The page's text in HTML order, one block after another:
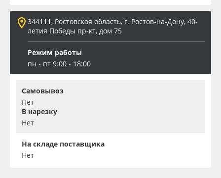
344111, Ростовская область, г. Ростов-на-Дону, 40-
летия Победы пр-кт, дом 75
Режим работы
пн - пт 9:00 - 18:00
Самовывоз
Нет
В нарезку
Нет
На складе поставщика
Нет